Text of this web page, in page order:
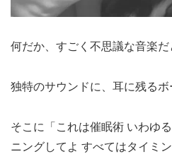
何だか、すごく不思議な音楽だ
独特のサウンドに、耳に残るボ
そこに「これは催眠術 いわゆ
ニングしてよ すべてはタイミ